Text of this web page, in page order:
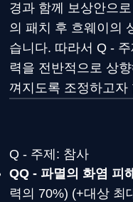
경과 함께 보상안으
의 패치 후 흐웨이의
습니다. 따라서 Q -
력을 전반적으로 상
껴지도록 조정하고자
Q - 주제: 참사
QQ - 파멸의 화염 피
력의 70%) (+대상